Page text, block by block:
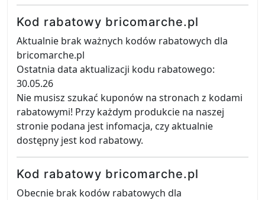
Kod rabatowy bricomarche.pl
Aktualnie brak ważnych kodów rabatowych dla
bricomarche.pl
Ostatnia data aktualizacji kodu rabatowego:
30.05.26
Nie musisz szukać kuponów na stronach z kodami
rabatowymi! Przy każdym produkcie na naszej
stronie podana jest infomacja, czy aktualnie
dostępny jest kod rabatowy.
Kod rabatowy bricomarche.pl
Obecnie brak kodów rabatowych dla